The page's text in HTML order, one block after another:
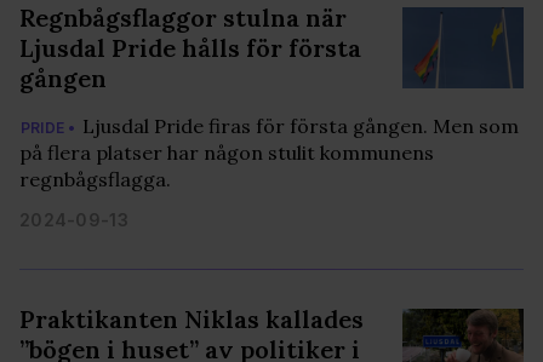
Regnbågsflaggor stulna när
Ljusdal Pride hålls för första
gången
PRIDE • Ljusdal Pride firas för första gången. Men som
på flera platser har någon stulit kommunens
regnbågsflagga.
2024-09-13
Praktikanten Niklas kallades
”bögen i huset” av politiker i